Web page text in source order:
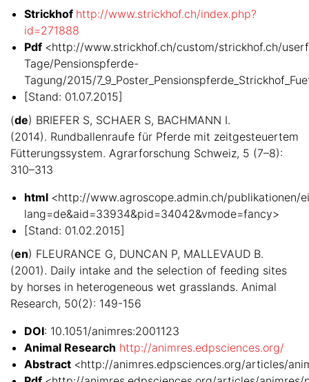
Strickhof http://www.strickhof.ch/index.php?
id=271888
Pdf <http://www.strickhof.ch/custom/strickhof.ch/
Tage/Pensionspferde-
Tagung/2015/
[Stand: 01.07.2015]
(de) BRIEFER S, SCHAER S, BACHMANN I.
(2014). Rundballenraufe für Pferde mit zeitgesteuertem
Fütterungssystem. Agrarforschung Schweiz, 5 (7–8):
310–313
html <http://www.agroscope.admin.ch/publikationen/
lang=de&aid=33934&pid=34042&vmode=fancy>
[Stand: 01.02.2015]
(en) FLEURANCE G, DUNCAN P, MALLEVAUD B.
(2001). Daily intake and the selection of feeding sites
by horses in heterogeneous wet grasslands. Animal
Research, 50(2): 149-156
DOI: 10.1051/animres:2001123
Animal Research http://animres.edpsciences.org/
Abstract <http://animres.edpsciences.org/articles/